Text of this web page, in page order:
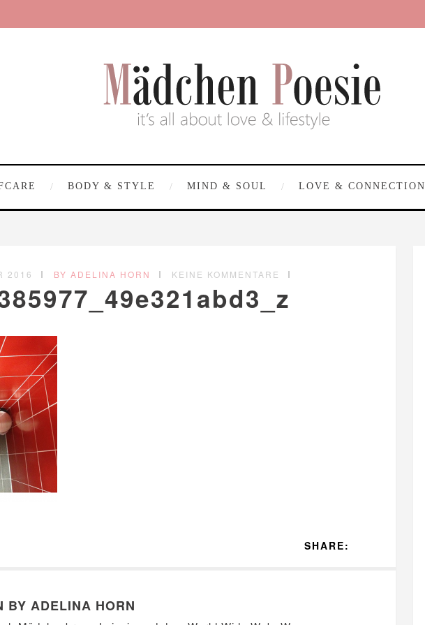
BODY & STYLE MIND & SOUL LOVE & CONNECTION
2016 BY ADELINA HORN KEINE KOMMENTARE
SHARE:
BY ADELINA HORN